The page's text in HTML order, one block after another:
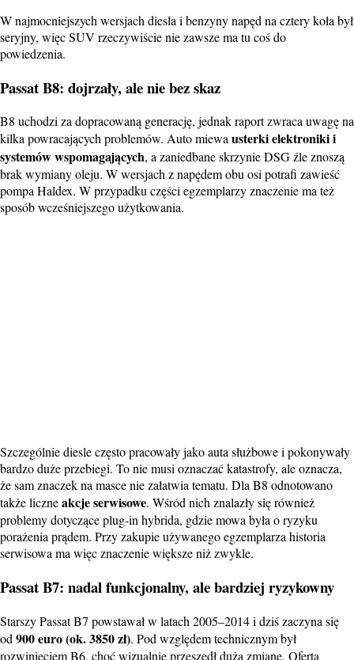
W najmocniejszych wersjach diesla i benzyny napęd na cztery koła był
seryjny, więc SUV rzeczywiście nie zawsze ma tu coś do
powiedzenia.
Passat B8: dojrzały, ale nie bez skaz
B8 uchodzi za dopracowaną generację, jednak raport zwraca uwagę na
kilka powracających problemów. Auto miewausterki elektroniki i
systemów wspomagających, a zaniedbane skrzynie DSG źle znoszą
brak wymiany oleju. W wersjach z napędem obu osi potrafi zawieść
pompa Haldex. W przypadku części egzemplarzy znaczenie ma też
sposób wcześniejszego użytkowania.
Szczególnie diesle często pracowały jako auta służbowe i pokonywały
bardzo duże przebiegi. To nie musi oznaczać katastrofy, ale oznacza,
że sam znaczek na masce nie załatwia tematu. Dla B8 odnotowano
także liczneakcje serwisowe. Wśród nich znalazły się również
problemy dotyczące plug-in hybrida, gdzie mowa była o ryzyku
porażenia prądem. Przy zakupie używanego egzemplarza historia
serwisowa ma więc znaczenie większe niż zwykle.
Passat B7: nadal funkcjonalny, ale bardziej ryzykowny
Starszy Passat B7 powstawał w latach 2005–2014 i dziś zaczyna się
od 900 euro (ok. 3850 zł). Pod względem technicznym był
rozwinięciem B6, choć wizualnie przeszedł dużą zmianę. Oferta